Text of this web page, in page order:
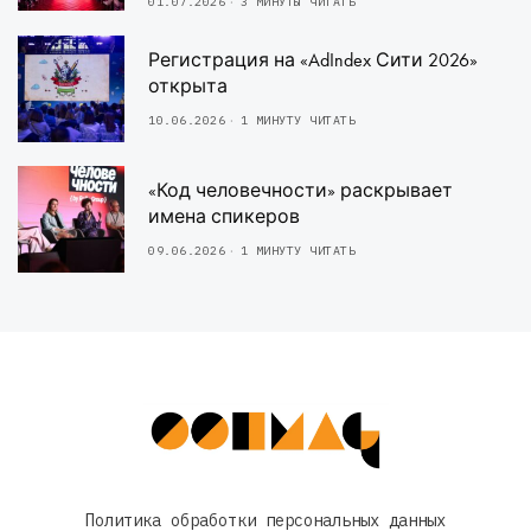
Регистрация на «AdIndex Сити 2026»
открыта
10.06.2026 1 МИНУТУ ЧИТАТЬ
«Код человечности» раскрывает
имена спикеров
09.06.2026 1 МИНУТУ ЧИТАТЬ
Политика обработки персональных данных